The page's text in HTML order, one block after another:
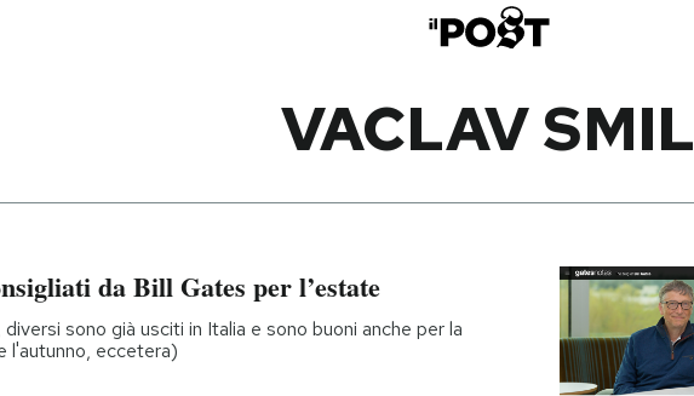
Idee
VACLAV SMIL
da Bill Gates per l’estate
sono già usciti in Italia e sono buoni anche per la
l'autunno, eccetera)